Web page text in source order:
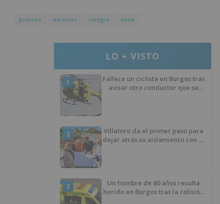
puertas abiertas colegio salle
LO + VISTO
1
Fallece un ciclista en Burgos tras
avisar otro conductor que se
2
Villatoro da el primer paso para
dejar atrás su aislamiento con el
3
Un hombre de 80 años resulta
herido en Burgos tras la colisión